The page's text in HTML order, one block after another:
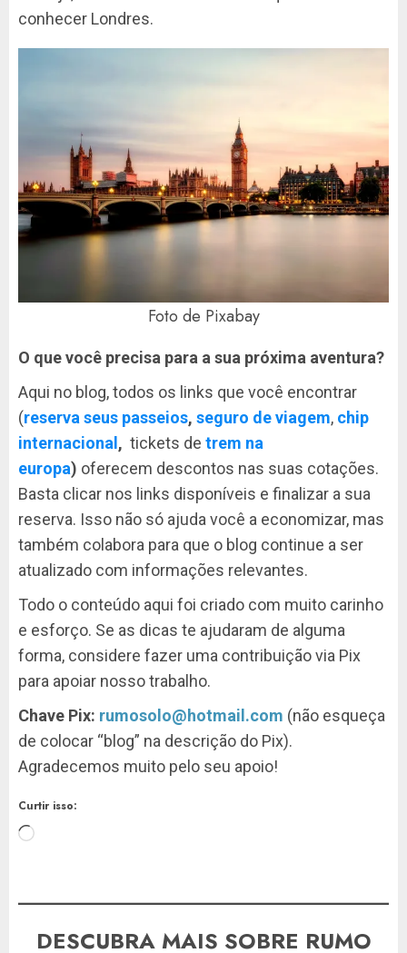
conhecer Londres.
Foto de Pixabay
O que você precisa para a sua próxima aventura?
Aqui no blog, todos os links que você encontrar
(reserva seus passeios, seguro de viagem, chip
internacional , tickets de trem na
europa) oferecem descontos nas suas cotações.
Basta clicar nos links disponíveis e finalizar a sua
reserva. Isso não só ajuda você a economizar, mas
também colabora para que o blog continue a ser
atualizado com informações relevantes.
Todo o conteúdo aqui foi criado com muito carinho
e esforço. Se as dicas te ajudaram de alguma
forma, considere fazer uma contribuição via Pix
para apoiar nosso trabalho.
Chave Pix: rumosolo@hotmail.com (não esqueça
de colocar “blog” na descrição do Pix).
Agradecemos muito pelo seu apoio!
Curtir isso:
Carregando...
DESCUBRA MAIS SOBRE RUMO